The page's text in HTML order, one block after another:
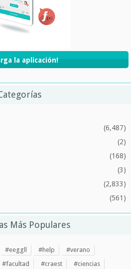
la aplicación!
(6,487)
(2)
(168)
(3)
(2,833)
(561)
Más Populares
#eeggll #help
#verano
#facultad #craest
#ciencias